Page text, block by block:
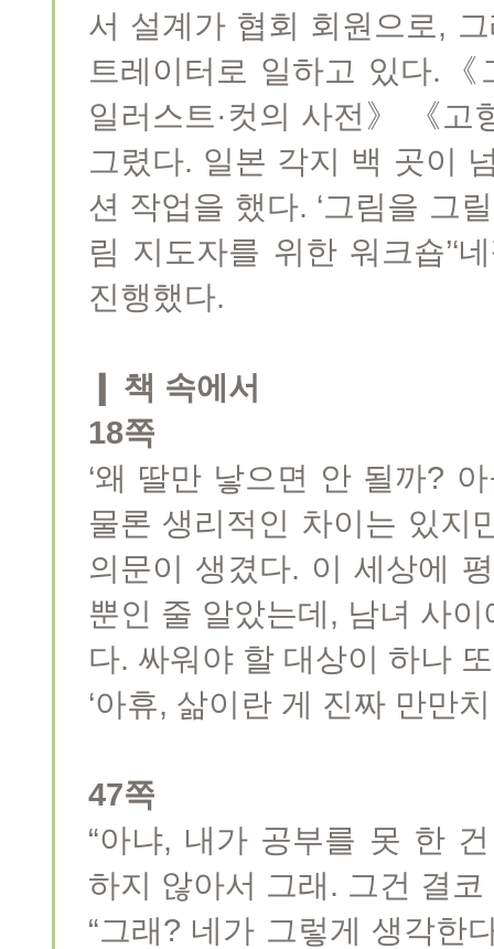
서 설계가 협회 회원으로,
트레이터로 일하고 있다.
일러스트·컷의 사전》 《
그렸다. 일본 각지 백 곳이
션 작업을 했다. ‘그림을 그
림 지도자를 위한 워크숍’‘
진행했다.
❙ 책 속에서
18쪽
‘왜 딸만 낳으면 안 될까?
물론 생리적인 차이는 있지
의문이 생겼다. 이 세상에
뿐인 줄 알았는데, 남녀 사
다. 싸워야 할 대상이 하나
‘아휴, 삶이란 게 진짜 만만
47쪽
“아냐, 내가 공부를 못 한
하지 않아서 그래. 그건 결
“그래? 네가 그렇게 생각한